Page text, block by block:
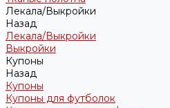
Лекала/Выкройки
Назад
Лекала/Выкройки
Выкройки
Купоны
Назад
Купоны
Купоны для футболок